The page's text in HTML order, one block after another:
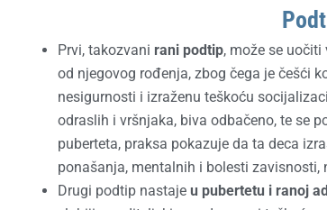
Prvi, takozvani rani podtip, može se
od njegovog rođenja, zbog čega je češći
nesigurnosti i izraženu teškoću
odraslih i vršnjaka, biva odbačeno, te se
puberteta, praksa pokazuje da ta deca
ponašanja, mentalnih i bolesti zavisnosti,
Drugi podtip nastaje u pubertetu i ranoj